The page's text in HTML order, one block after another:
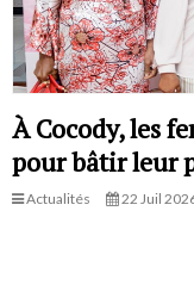
À Cocody, les
pour bâtir leur
Actualités 22 Juil